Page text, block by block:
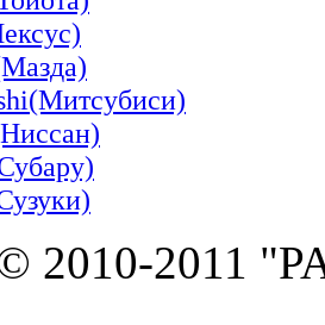
2010-2011